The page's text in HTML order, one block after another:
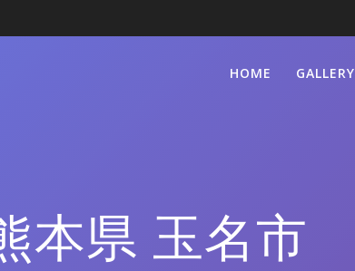
HOME GALLERY
本県 玉名市